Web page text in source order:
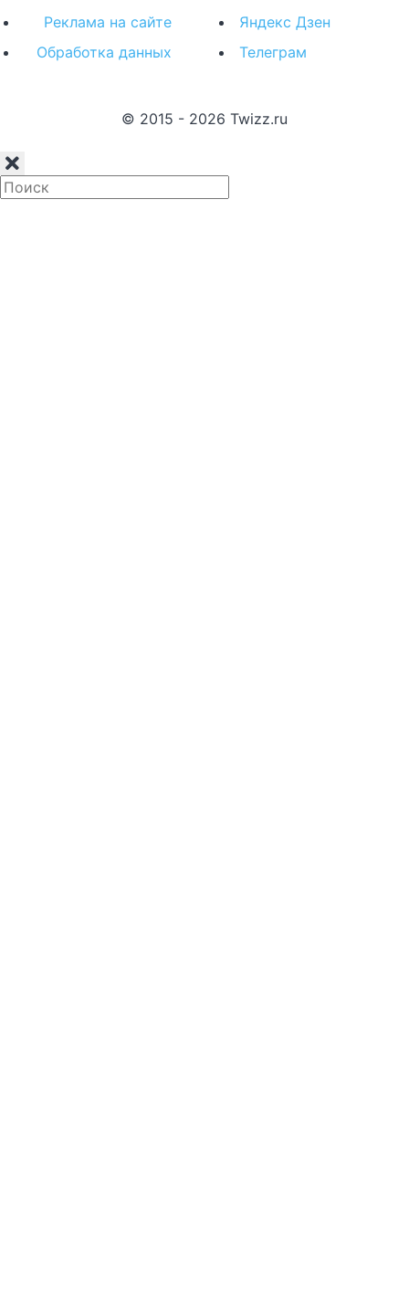
Реклама на сайте
Обработка данных
Яндекс Дзен
Телеграм
© 2015 - 2026 Twizz.ru